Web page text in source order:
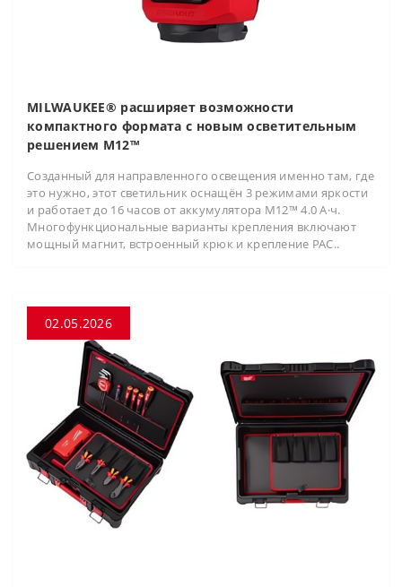
MILWAUKEE® расширяет возможности
компактного формата с новым осветительным
решением M12™
Созданный для направленного освещения именно там, где
это нужно, этот светильник оснащён 3 режимами яркости
и работает до 16 часов от аккумулятора M12™ 4.0 А·ч.
Многофункциональные варианты крепления включают
мощный магнит, встроенный крюк и крепление PAC..
02.05.2026